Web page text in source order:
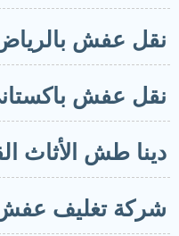
عفش بالرياض 200 ريال
عفش باكستاني
طش الأثاث
تغليف عفش